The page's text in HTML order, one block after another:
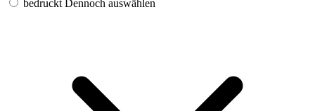
bedruckt Dennoch auswählen